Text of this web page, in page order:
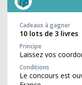
Cadeaux à gagner
10 lots de 3 livres
Principe
Laissez vos
Conditions
Le concours est